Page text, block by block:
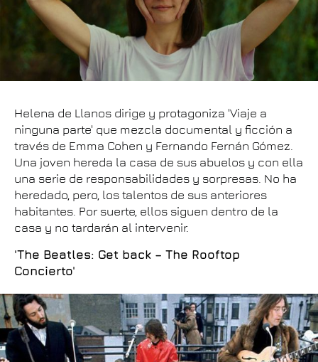
Helena de Llanos dirige y protagoniza 'Viaje a
ninguna parte' que mezcla documental y ficción a
través de Emma Cohen y Fernando Fernán Gómez.
Una joven hereda la casa de sus abuelos y con ella
una serie de responsabilidades y sorpresas. No ha
heredado, pero, los talentos de sus anteriores
habitantes. Por suerte, ellos siguen dentro de la
casa y no tardarán al intervenir.
'The Beatles: Get back – The Rooftop
Concierto'